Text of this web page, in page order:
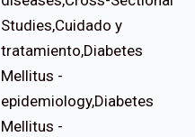
Studies,Cuidado y
tratamiento,Diabetes
Mellitus -
epidemiology,Diabetes
Mellitus -